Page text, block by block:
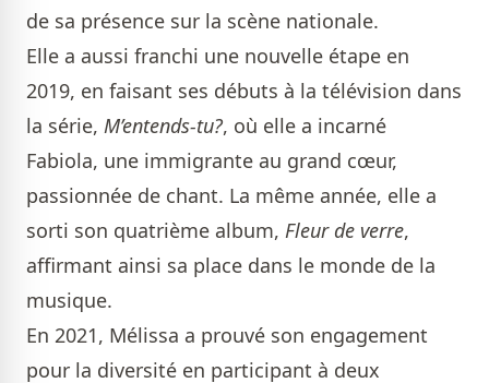
de sa présence sur la scène nationale.
Elle a aussi franchi une nouvelle étape en
2019, en faisant ses débuts à la télévision dans
la série, M’entends-tu?, où elle a incarné
Fabiola, une immigrante au grand cœur,
passionnée de chant. La même année, elle a
sorti son quatrième album, Fleur de verre,
affirmant ainsi sa place dans le monde de la
musique.
En 2021, Mélissa a prouvé son engagement
pour la diversité en participant à deux